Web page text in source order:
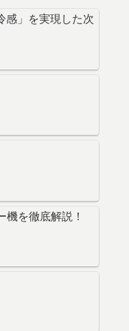
感」を実現した次
を徹底解説！